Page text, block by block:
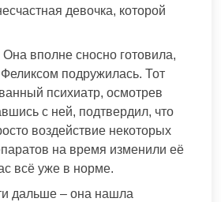
девочка, которой
вполне сносно готовила,
подружилась. Тот
психиатр, осмотрев
с ней, подтвердил, что
воздействие некоторых
на время изменили её
всё уже в норме.
дальше – она нашла